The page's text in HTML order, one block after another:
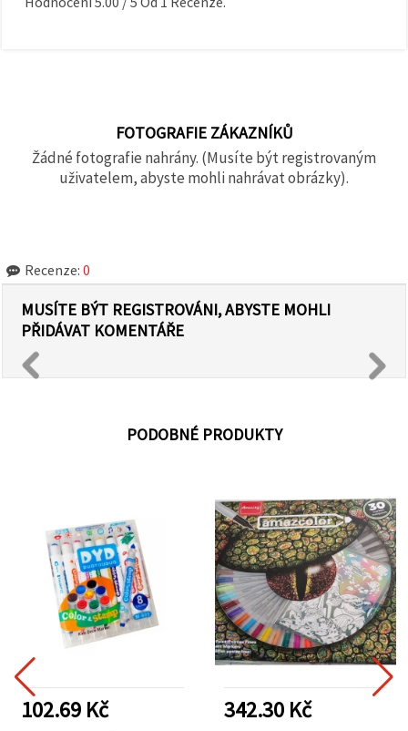
FOTOGRAFIE ZÁKAZNÍKŮ
Žádné fotografie nahrány. (Musíte být registrovaným
uživatelem, abyste mohli nahrávat obrázky).
Recenze: 0
MUSÍTE BÝT REGISTROVÁNI, ABYSTE MOHLI
PŘIDÁVAT KOMENTÁŘE
PODOBNÉ PRODUKTY
102.69 Kč 342.30 Kč